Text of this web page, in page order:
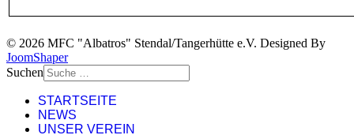
© 2026 MFC "Albatros" Stendal/Tangerhütte e.V. Designed By
JoomShaper
Suchen
STARTSEITE
NEWS
UNSER VEREIN